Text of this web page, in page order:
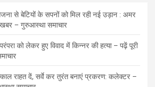
से बेटियों के सपनों को मिल रही नई उड़ान : अमर
– गुरुआस्था समाचार
को लेकर हुए विवाद में किन्नर की हत्या – पढ़ें पूरी
राहत दें, सर्वे कर तुरंत बनाएं प्रकरण: कलेक्टर –